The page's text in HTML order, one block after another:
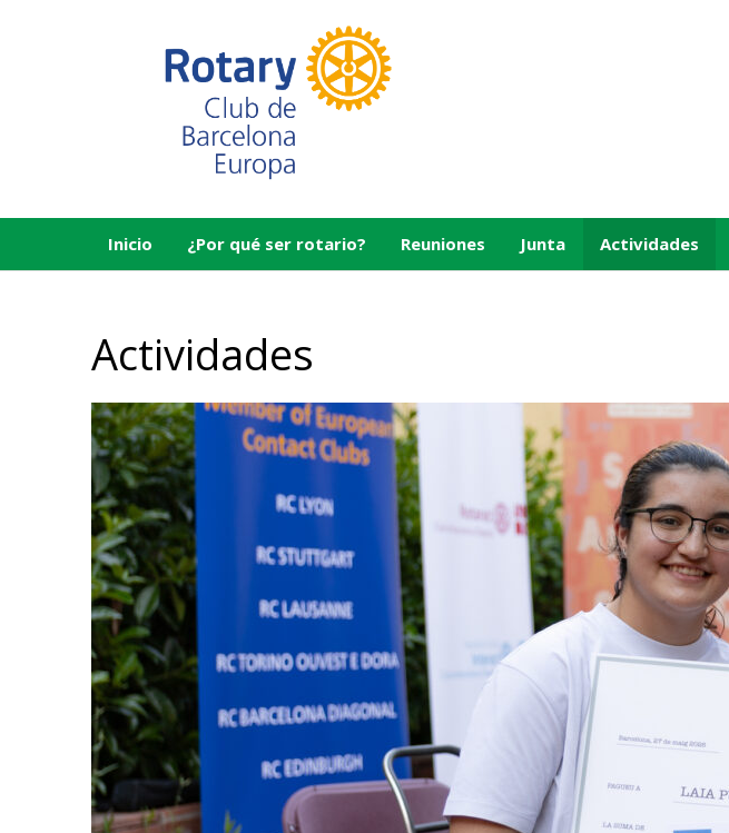
Inicio ¿Por qué ser rotario? Reuniones Junta Actividades
Actividades